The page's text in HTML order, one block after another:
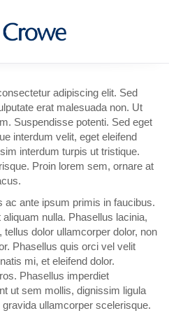
adipiscing elit. Sed
erat malesuada non. Ut
Suspendisse potenti. Sed eget
interdum velit, eget eleifend
interdum turpis ut tristique.
Proin lorem sem, ornare at
ac ante ipsum primis in faucibus.
nulla. Phasellus lacinia,
tellus dolor ullamcorper dolor, non
Phasellus quis orci vel velit
mi, et eleifend dolor.
Phasellus imperdiet
ut sem mollis, dignissim ligula
ullamcorper scelerisque.